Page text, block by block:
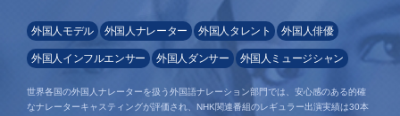
外国人モデル 外国人ナレーター 外国人タレント 外国人俳優
外国人インフルエンサー 外国人ダンサー 外国人ミュージシャン
世界各国の外国人ナレーターを扱う外国語ナレーション部門では、安心感のある的確
なナレーターキャスティングが評価され、NHK関連番組のレギュラー出演実績は30本